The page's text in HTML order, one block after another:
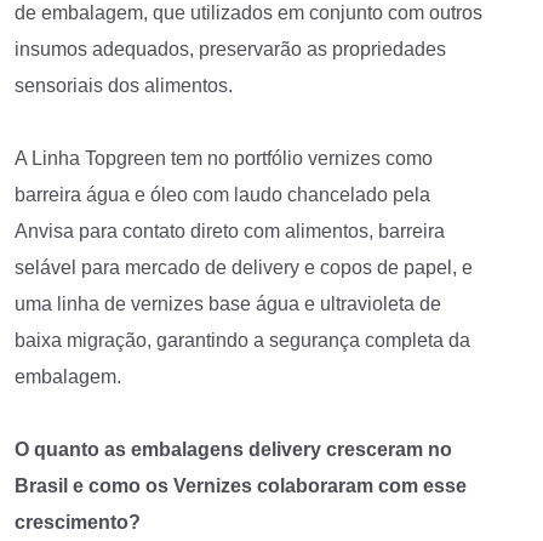
de embalagem, que utilizados em conjunto com outros
insumos adequados, preservarão as propriedades
sensoriais dos alimentos.
A Linha Topgreen tem no portfólio vernizes como
barreira água e óleo com laudo chancelado pela
Anvisa para contato direto com alimentos, barreira
selável para mercado de delivery e copos de papel, e
uma linha de vernizes base água e ultravioleta de
baixa migração, garantindo a segurança completa da
embalagem.
O quanto as embalagens delivery cresceram no
Brasil e como os Vernizes colaboraram com esse
crescimento?